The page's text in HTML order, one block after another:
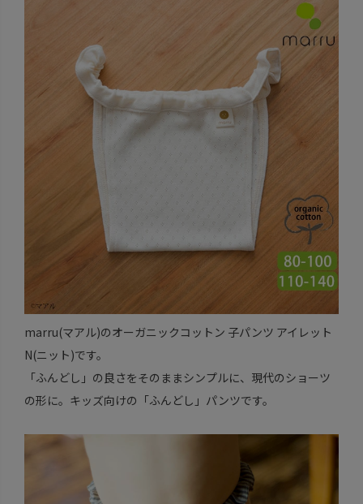
marru(マアル)のオーガニックコットン 子パンツ アイレット
N(ニット)です。
「ふんどし」の良さをそのままシンプルに、現代のショーツ
の形に。キッズ向けの「ふんどし」パンツです。